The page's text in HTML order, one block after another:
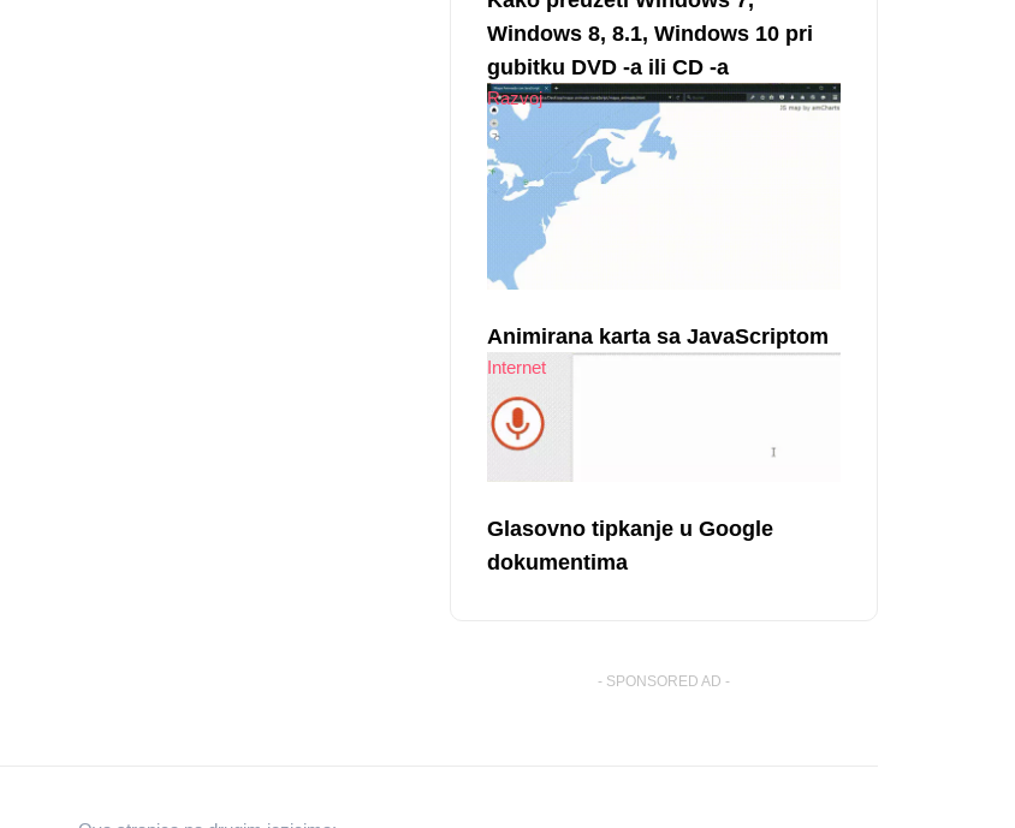
Windows 8, 8.1, Windows 10 pri
gubitku DVD -a ili CD -a
Razvoj
Animirana karta sa JavaScriptom
Internet
Glasovno tipkanje u Google
dokumentima
- SPONSORED AD -